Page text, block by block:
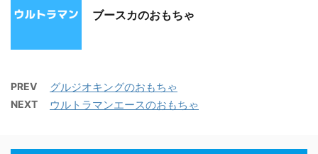
ブースカのおもちゃ
PREV グルジオキングのおもちゃ
NEXT ウルトラマンエースのおもちゃ